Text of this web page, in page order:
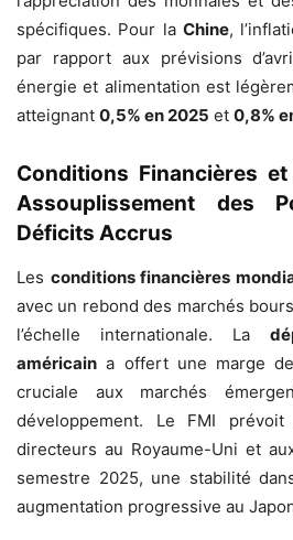
spécifiques. Pour la Chine,
par rapport aux prévisions
énergie et alimentation est
atteignant 0,5% en 2025 et 0,8%
Conditions Financières
Assouplissement des
Déficits Accrus
Les conditions financières
avec un rebond des marchés
l’échelle internationale. La
américain a offert une marge
cruciale aux marchés
développement. Le FMI
directeurs au Royaume-Uni et
semestre 2025, une stabilité
augmentation progressive au